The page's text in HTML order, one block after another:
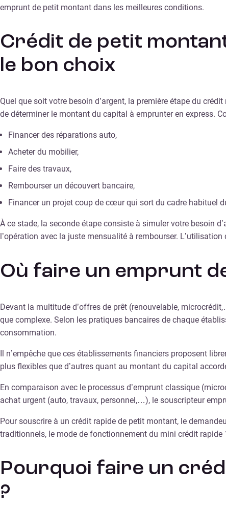
emprunt de petit montant dans les meilleures conditions.
Crédit de petit
le bon choix
Quel que soit votre besoin d’argent, la première étape du
de déterminer le montant du capital à emprunter en express.
Financer des réparations auto,
Acheter du mobilier,
Faire des travaux,
Rembourser un découvert bancaire,
Financer un projet coup de cœur qui sort du cadre habituel
À ce stade, la seconde étape consiste à simuler votre besoin
l’opération avec la juste mensualité à rembourser.
Où faire un emprunt
Devant la multitude d’offres de prêt (renouvelable,
que complexe. Selon les pratiques bancaires de chaque
consommation.
Il n’empêche que ces établissements financiers proposent
plus flexibles que d’autres quant au montant du capital
En comparaison avec le processus d’emprunt classique
achat urgent (auto, travaux, personnel,…), le souscripteur
Pour souscrire à un crédit rapide de petit montant, le
traditionnels, le mode de fonctionnement du mini crédit
Pourquoi faire un
?